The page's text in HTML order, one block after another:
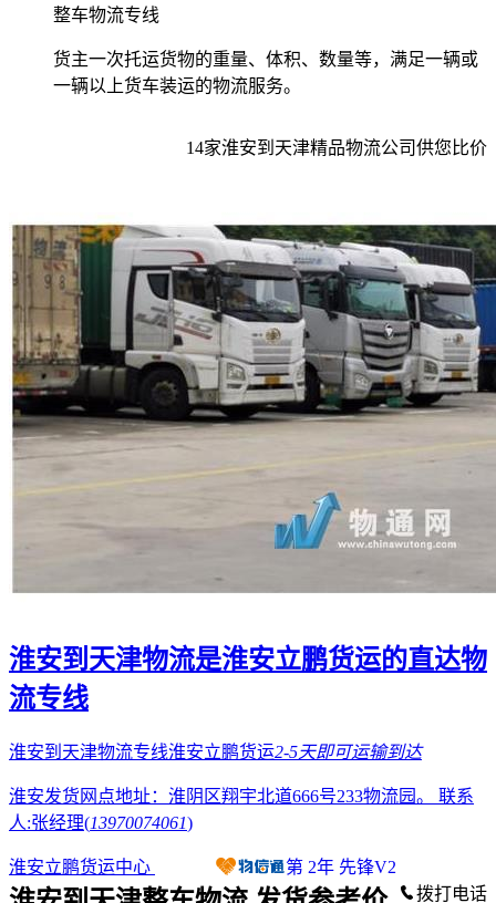
整车物流专线
货主一次托运货物的重量、体积、数量等，满足一辆或
一辆以上货车装运的物流服务。
14家淮安到天津精品物流公司供您比价
淮安到天津物流是淮安立鹏货运的直达物
流专线
淮安到天津物流专线淮安立鹏货运2-5天即可运输到达
淮安发货网点地址：淮阴区翔宇北道666号233物流园。 联系
人:张经理(13970074061)
淮安立鹏货运中心 第 2年 先锋V2
拨打电话